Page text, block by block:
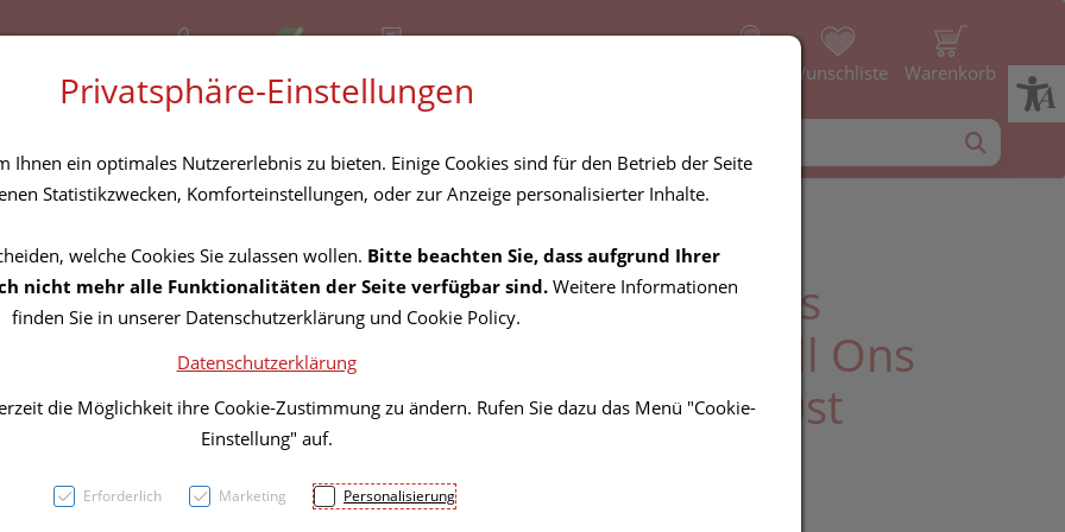
+43 (01) 3683167 Offen Rezept-Anfrage Wunschliste Warenkorb
Inkontinenz Attends
Trainingshosen/pull Ons
Discreet 3 Large 10st
PZN: 3791516
Privatsphäre-Einstellungen
Ihnen ein optimales Nutzererlebnis zu bieten. Einige Cookies sind für den Betrieb der Seite
Statistikzwecken, Komforteinstellungen, oder zur Anzeige personalisierter Inhalte.
welche Cookies Sie zulassen wollen. Bitte beachten Sie, dass aufgrund Ihrer
nicht mehr alle Funktionalitäten der Seite verfügbar sind. Weitere Informationen
finden Sie in unserer Datenschutzerklärung und Cookie Policy.
Datenschutzerklärung
die Möglichkeit ihre Cookie-Zustimmung zu ändern. Rufen Sie dazu das Menü "Cookie-
Einstellung" auf.
Erforderlich Marketing Personalisierung